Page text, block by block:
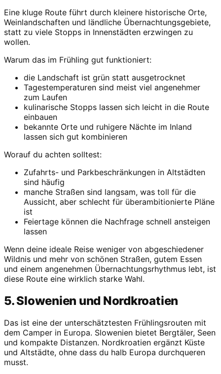
Eine kluge Route führt durch kleinere historische Orte,
Weinlandschaften und ländliche Übernachtungsgebiete,
statt zu viele Stopps in Innenstädten erzwingen zu
wollen.
Warum das im Frühling gut funktioniert:
die Landschaft ist grün statt ausgetrocknet
Tagestemperaturen sind meist viel angenehmer
zum Laufen
kulinarische Stopps lassen sich leicht in die Route
einbauen
bekannte Orte und ruhigere Nächte im Inland
lassen sich gut kombinieren
Worauf du achten solltest:
Zufahrts- und Parkbeschränkungen in Altstädten
sind häufig
manche Straßen sind langsam, was toll für die
Aussicht, aber schlecht für überambitionierte Pläne
ist
Feiertage können die Nachfrage schnell ansteigen
lassen
Wenn deine ideale Reise weniger von abgeschiedener
Wildnis und mehr von schönen Straßen, gutem Essen
und einem angenehmen Übernachtungsrhythmus lebt, ist
diese Route eine wirklich starke Wahl.
5. Slowenien und Nordkroatien
Das ist eine der unterschätztesten Frühlingsrouten mit
dem Camper in Europa. Slowenien bietet Bergtäler, Seen
und kompakte Distanzen. Nordkroatien ergänzt Küste
und Altstädte, ohne dass du halb Europa durchqueren
musst.